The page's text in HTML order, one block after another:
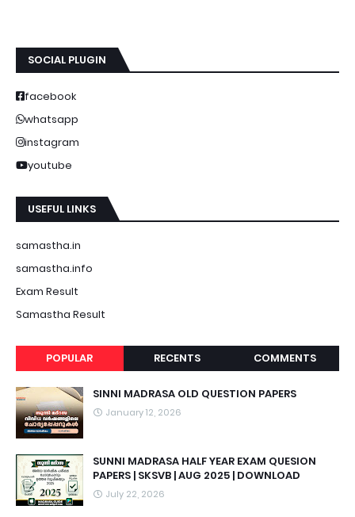
SOCIAL PLUGIN
facebook
whatsapp
instagram
youtube
USEFUL LINKS
samastha.in
samastha.info
Exam Result
Samastha Result
POPULAR RECENTS COMMENTS
SINNI MADRASA OLD QUESTION PAPERS
January 12, 2026
SUNNI MADRASA HALF YEAR EXAM QUESION
PAPERS | SKSVB | AUG 2025 | DOWNLOAD
July 22, 2026